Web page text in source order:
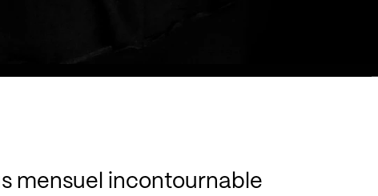
mensuel incontournable